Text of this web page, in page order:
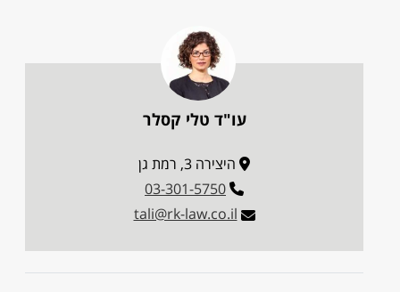
עו"ד טלי קסלר
היצירה 3, רמת גן
03-301-5750
tali@rk-law.co.il